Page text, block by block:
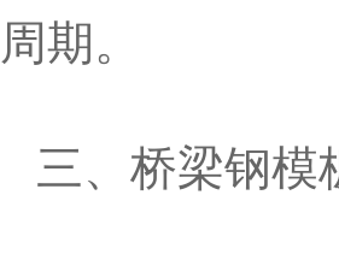
周期。
三、桥梁钢模